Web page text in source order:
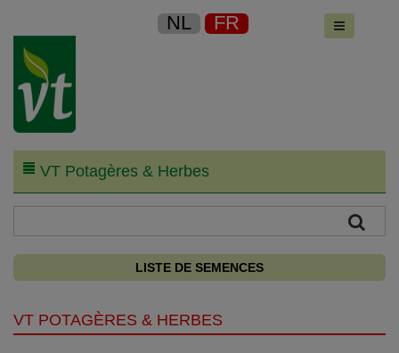
NL FR
VT Potagères & Herbes
LISTE DE SEMENCES
VT POTAGÈRES & HERBES